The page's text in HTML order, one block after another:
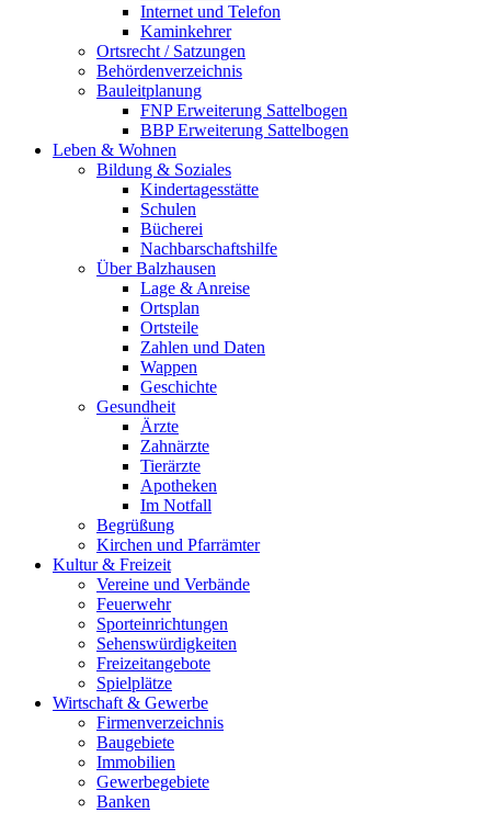
Internet und Telefon
Kaminkehrer
Ortsrecht / Satzungen
Behördenverzeichnis
Bauleitplanung
FNP Erweiterung Sattelbogen
BBP Erweiterung Sattelbogen
Leben & Wohnen
Bildung & Soziales
Kindertagesstätte
Schulen
Bücherei
Nachbarschaftshilfe
Über Balzhausen
Lage & Anreise
Ortsplan
Ortsteile
Zahlen und Daten
Wappen
Geschichte
Gesundheit
Ärzte
Zahnärzte
Tierärzte
Apotheken
Im Notfall
Begrüßung
Kirchen und Pfarrämter
Kultur & Freizeit
Vereine und Verbände
Feuerwehr
Sporteinrichtungen
Sehenswürdigkeiten
Freizeitangebote
Spielplätze
Wirtschaft & Gewerbe
Firmenverzeichnis
Baugebiete
Immobilien
Gewerbegebiete
Banken